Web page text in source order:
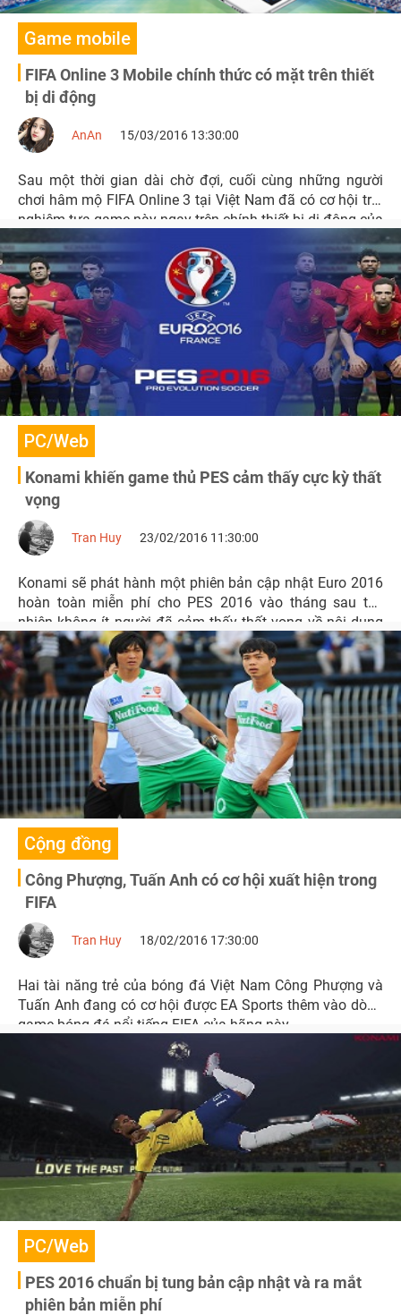
Game mobile
FIFA Online 3 Mobile chính thức có mặt trên thiết
bị di động
AnAn 15/03/2016 13:30:00
Sau một thời gian dài chờ đợi, cuối cùng những người
chơi hâm mộ FIFA Online 3 tại Việt Nam đã có cơ hội trải
nghiệm tựa game này ngay trên chính thiết bị di động của
mình
PC/Web
Konami khiến game thủ PES cảm thấy cực kỳ thất
vọng
Tran Huy 23/02/2016 11:30:00
Konami sẽ phát hành một phiên bản cập nhật Euro 2016
hoàn toàn miễn phí cho PES 2016 vào tháng sau tuy
nhiên không ít người đã cảm thấy thất vọng về nội dung
của bản cập nhật này.
Cộng đồng
Công Phượng, Tuấn Anh có cơ hội xuất hiện trong
FIFA
Tran Huy 18/02/2016 17:30:00
Hai tài năng trẻ của bóng đá Việt Nam Công Phượng và
Tuấn Anh đang có cơ hội được EA Sports thêm vào dòng
game bóng đá nổi tiếng FIFA của hãng này.
PC/Web
PES 2016 chuẩn bị tung bản cập nhật và ra mắt
phiên bản miễn phí